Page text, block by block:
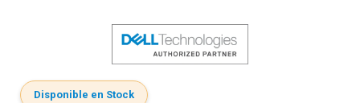
Disponible en Stock